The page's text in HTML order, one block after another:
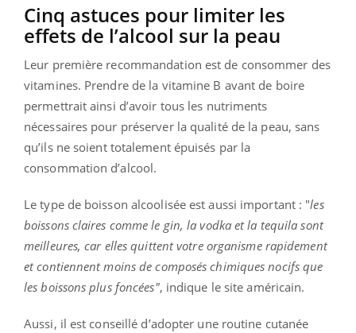
Cinq astuces pour limiter les
effets de l’alcool sur la peau
Leur première recommandation est de consommer des
vitamines. Prendre de la vitamine B avant de boire
permettrait ainsi d’avoir tous les nutriments
nécessaires pour préserver la qualité de la peau, sans
qu’ils ne soient totalement épuisés par la
consommation d’alcool.
Le type de boisson alcoolisée est aussi important : "les
boissons claires comme le gin, la vodka et la tequila sont
meilleures, car elles quittent votre organisme rapidement
et contiennent moins de composés chimiques nocifs que
les boissons plus foncées", indique le site américain.
Aussi, il est conseillé d’adopter une routine cutanée